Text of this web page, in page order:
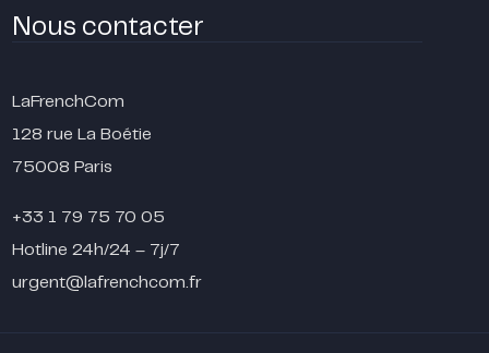
Nous contacter
LaFrenchCom
128 rue La Boétie
75008 Paris
+33 1 79 75 70 05
Hotline 24h/24 – 7j/7
urgent@lafrenchcom.fr